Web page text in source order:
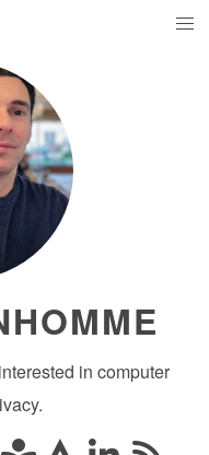
in computer